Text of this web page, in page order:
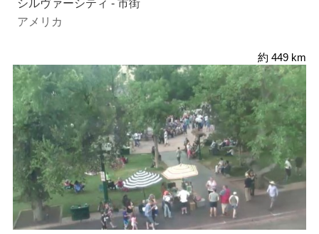
シルヴァーシティ - 市街
アメリカ
約 449 km